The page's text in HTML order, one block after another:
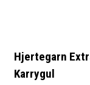
Hjertegarn
Karrygul